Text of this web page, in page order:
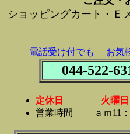
ショッピングカート・Ｅ
電話受け付でも お気
044-522-
定休日 火曜日・
営業時間 ａｍ11：